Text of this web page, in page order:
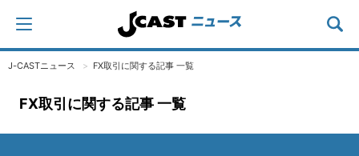
J-CASTニュース FX取引に関する記事 一覧
FX取引に関する記事 一覧